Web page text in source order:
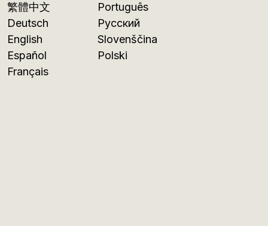
繁體中文
Deutsch
English
Español
Français
Português
Русский
Slovenščina
Polski